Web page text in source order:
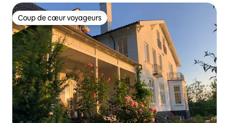
Coup de cœur voyageurs
Coup de cœur voyageurs